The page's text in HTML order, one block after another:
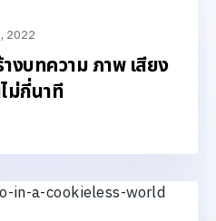
2022
งบทความ ภาพ เสียง
ม่กี่นาที